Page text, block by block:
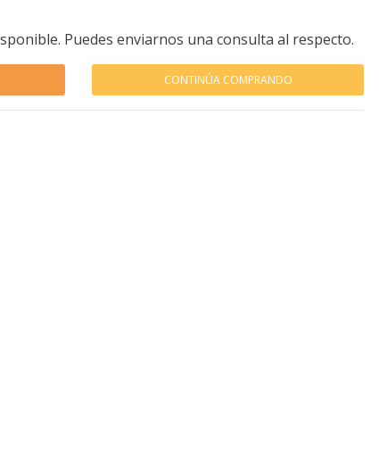
Puedes enviarnos una consulta al respecto.
CONTINÚA COMPRANDO